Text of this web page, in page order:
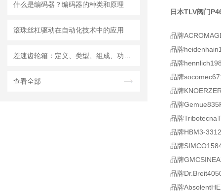
什么是编码器？编码器的种类和原理
滚珠丝杠驱动在自动化技术中的应用
查看全部
日本TLV阀门
品牌ACROMAG
品牌
品牌
品牌
品牌
品牌
品牌
品牌HBM3-
品牌
品牌
品牌
品牌